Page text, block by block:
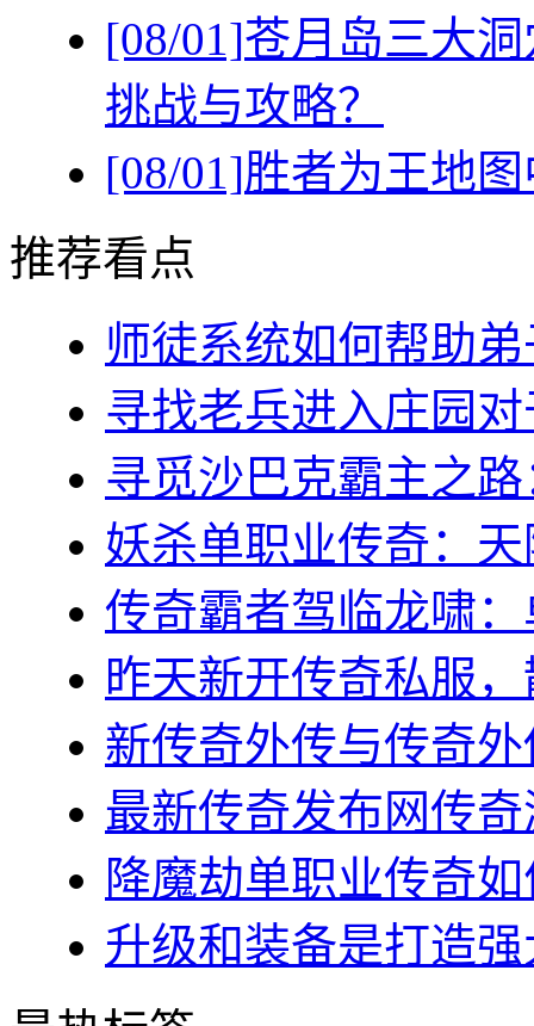
[08/01]苍月岛三大
挑战与攻略？
[08/01]胜者为王地
推荐看点
师徒系统如何帮助弟
寻找老兵进入庄园
寻觅沙巴克霸主之
妖杀单职业传奇：
传奇霸者驾临龙啸
昨天新开传奇私服
新传奇外传与传奇
最新传奇发布网传
降魔劫单职业传奇
升级和装备是打造